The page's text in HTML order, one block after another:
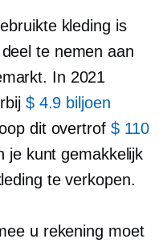
kleding is
te nemen aan
In 2021
$ 4.9 biljoen
dit overtrof $ 110
je kunt gemakkelijk
te verkopen.
u rekening moet